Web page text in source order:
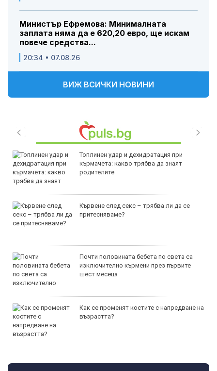
Министър Ефремова: Минималната
заплата няма да е 620,20 евро, ще искам
повече средства...
20:34 • 07.08.26
ВИЖ ВСИЧКИ НОВИНИ
Топлинен удар и дехидратация при
кърмачета: какво трябва да знаят
родителите
Кървене след секс – трябва ли да се
притесняваме?
Почти половината бебета по света са
изключително кърмени през първите
шест месеца
Как се променят костите с напредване на
възрастта?